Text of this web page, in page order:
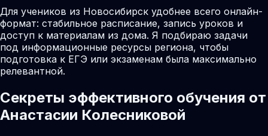
Для учеников из Новосибирск удобнее всего онлайн-
формат: стабильное расписание, запись уроков и
доступ к материалам из дома. Я подбираю задачи
под информационные ресурсы региона, чтобы
подготовка к ЕГЭ или экзаменам была максимально
релевантной.
Секреты эффективного обучения от
Анастасии Колесниковой